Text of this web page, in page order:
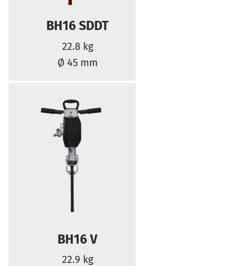
BH16 SDDT
22.8 kg
Ø 45 mm
BH16 V
22.9 kg